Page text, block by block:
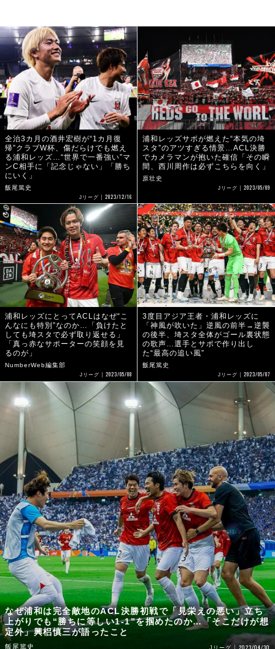
全治3カ月の酒井宏樹が“1カ月復
帰”クラブW杯、傷だらけでも燃え
る浦和レッズ…“世界で一番強い”マ
ンC相手に「記念じゃない」「勝ち
にいく」
飯尾篤史
Jリーグ 2023/12/16
浦和レッズサポが燃えた“本気の埼
スタ”のアツすぎる情景…ACL決勝
でカメラマンが抱いた確信「その瞬
間、西川周作は必ずこちらを向く」
原壮史
Jリーグ 2023/05/09
浦和レッズにとってACLはなぜ“こ
んなにも特別”なのか…「負けたと
しても埼スタで必ず取り返せる」
「真っ赤なサポーターの笑顔を見
るのが」
NumberWeb編集部
Jリーグ 2023/05/08
3度目アジア王者・浦和レッズに
「神風が吹いた」逆風の前半→逆襲
の後半、埼スタ全体がゴール裏状態
の歌声…選手とサポで作り出し
た“最高の追い風”
飯尾篤史
Jリーグ 2023/05/07
なぜ浦和は完全敵地のACL決勝初戦で「見栄えの悪い」立ち
上がりでも“勝ちに等しい1-1”を掴めたのか…「そこだけが想
定外」興梠慎三が語ったこと
飯尾篤史